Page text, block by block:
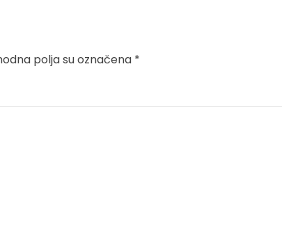
polja su označena *